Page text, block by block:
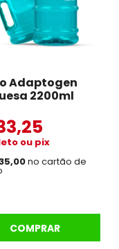
Adaptogen
2200ml
ou pix
no cartão de
COMPRAR